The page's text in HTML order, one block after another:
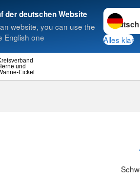
der deutschen Website
website, you can use the
English one
Sprache
Alles klar
Eickel
und
Suche